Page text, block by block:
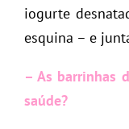
iogurte
esquina – e
– As barrinhas
saúde?